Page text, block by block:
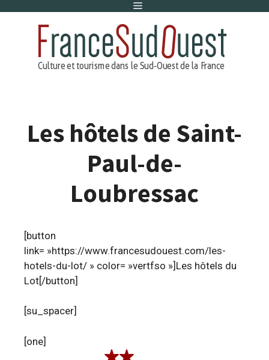
Menu
Les hôtels de Saint-
Paul-de-
Loubressac
[button
link= »https://www.francesudouest.com/les-
hotels-du-lot/ » color= »vertfso »]Les hôtels du
Lot[/button]
[su_spacer]
[one]